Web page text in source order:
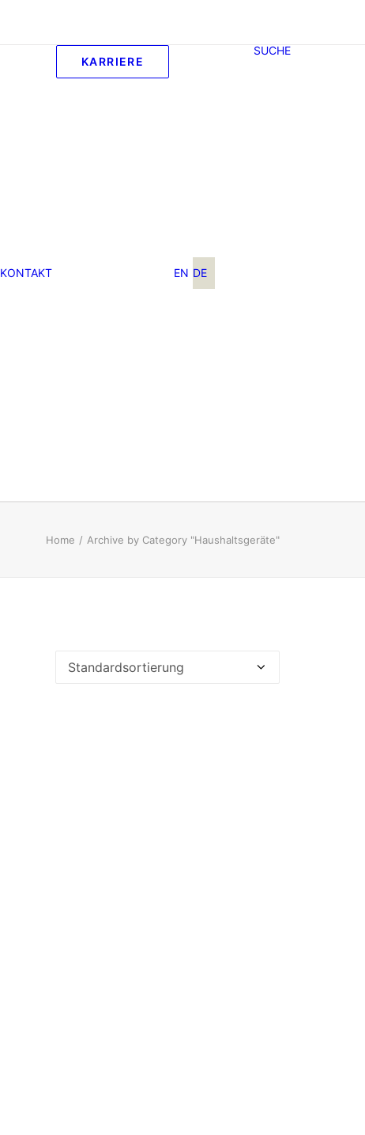
KONTAKT
KARRIERE
EN DE
SUCHE
Home Archive by Category "Haushaltsgeräte"